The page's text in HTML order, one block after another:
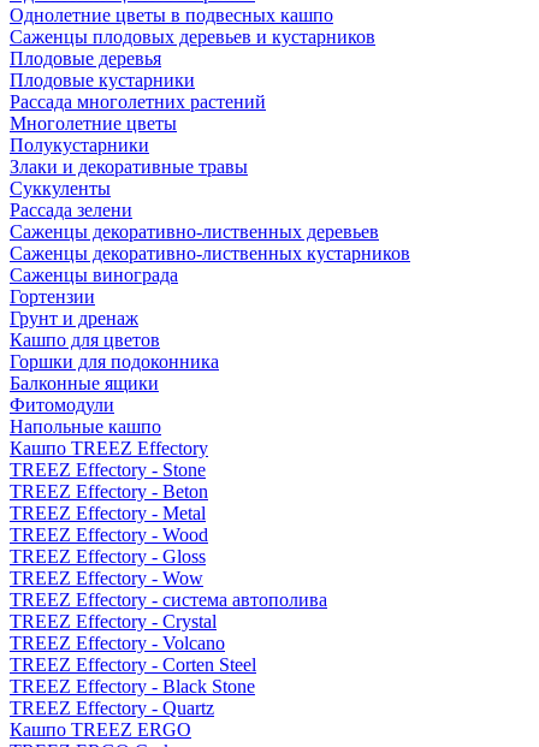
Однолетние цветы в подвесных кашпо
Саженцы плодовых деревьев и кустарников
Плодовые деревья
Плодовые кустарники
Рассада многолетних растений
Многолетние цветы
Полукустарники
Злаки и декоративные травы
Суккуленты
Рассада зелени
Саженцы декоративно-лиственных деревьев
Саженцы декоративно-лиственных кустарников
Саженцы винограда
Гортензии
Грунт и дренаж
Кашпо для цветов
Горшки для подоконника
Балконные ящики
Фитомодули
Напольные кашпо
Кашпо TREEZ Effectory
TREEZ Effectory - Stone
TREEZ Effectory - Beton
TREEZ Effectory - Metal
TREEZ Effectory - Wood
TREEZ Effectory - Gloss
TREEZ Effectory - Wow
TREEZ Effectory - система автополива
TREEZ Effectory - Crystal
TREEZ Effectory - Volcano
TREEZ Effectory - Corten Steel
TREEZ Effectory - Black Stone
TREEZ Effectory - Quartz
Кашпо TREEZ ERGO